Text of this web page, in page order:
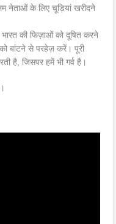
नेताओं के लिए चूड़ियां खरीदने
की फिज़ाओं को दूषित करने
बांटने से परहेज़ करें। पूरी
है, जिसपर हमें भी गर्व है।